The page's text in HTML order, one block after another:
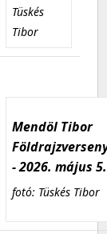
Tüskés
Tibor
Mendöl Tibor
- 2026. május 5.
fotó: Tüskés Tibor